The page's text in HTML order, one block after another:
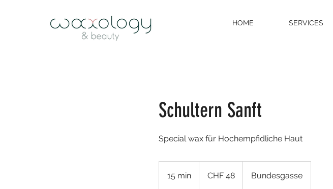
HOME SERVICES
Schultern Sanft
Special wax für Hochempfidliche Haut
15 min
Franken
CHF 48 Bundesgasse